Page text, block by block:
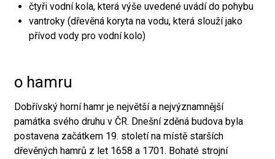
čtyři vodní kola, která výše uvedené uvádí do pohybu
vantroky (dřevěná koryta na vodu, která slouží jako
přívod vody pro vodní kolo)
o hamru
Dobřívský horní hamr je největší a nejvýznamnější
památka svého druhu v ČR. Dnešní zděná budova byla
postavena začátkem 19. století na místě starších
dřevěných hamrů z let 1658 a 1701. Bohaté strojní